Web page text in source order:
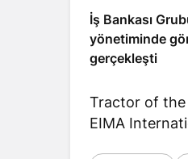
İş Bankası
yönetiminde
gerçekleşti
Tractor of the
EIMA